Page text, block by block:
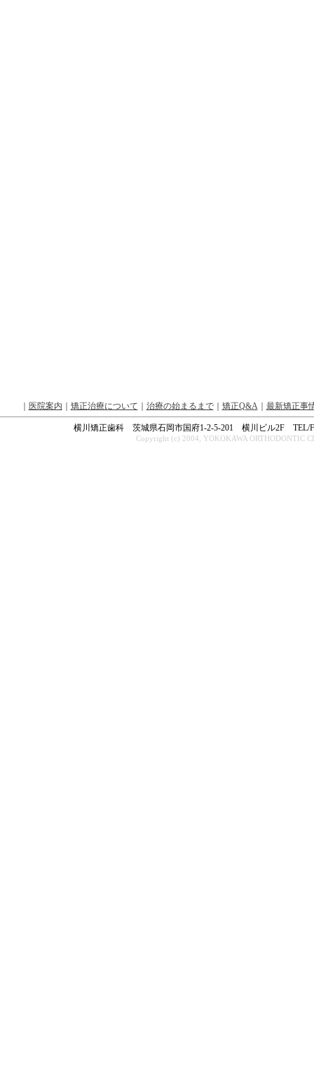
医院案内 矯正治療について 治療の始まるまで｜ 矯正Q&A｜ 最新矯正事
横川矯正歯科 茨城県石岡市国府1-2-5-201 横川ビル2F TEL/
Copyright (c) 2004, YOKOKAWA ORTHODONTIC